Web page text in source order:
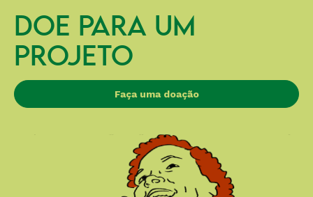
DOE PARA UM
PROJETO
Faça uma doação